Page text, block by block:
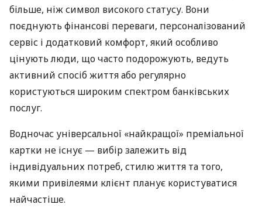
більше, ніж символ високого статусу. Вони
поєднують фінансові переваги, персоналізований
сервіс і додатковий комфорт, який особливо
цінують люди, що часто подорожують, ведуть
активний спосіб життя або регулярно
користуються широким спектром банківських
послуг.
Водночас універсальної «найкращої» преміальної
картки не існує — вибір залежить від
індивідуальних потреб, стилю життя та того,
якими привілеями клієнт планує користуватися
найчастіше.